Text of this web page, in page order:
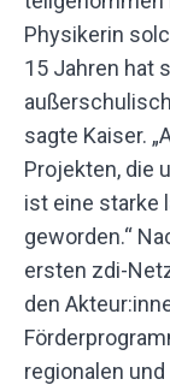
Physikerin
15 Jahren hat
sagte Kaiser.
Projekten, die
ist eine starke
geworden.“
ersten zdi-
den
regionalen